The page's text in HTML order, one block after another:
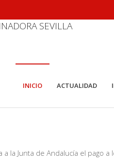
INICIO ACTUALIDAD